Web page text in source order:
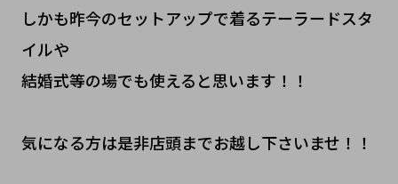
しかも昨今のセットアップで着るテーラードスタ
イルや
結婚式等の場でも使えると思います！！
気になる方は是非店頭までお越し下さいませ！！